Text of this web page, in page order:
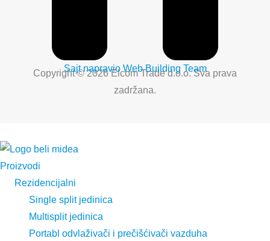
Copyright © 2026 Elcom Trade d.o.o. Sva prava
zadržana.
Sajt napravio Web Building Team
Proizvodi
Rezidencijalni
Single split jedinica
Multisplit jedinica
Portabl odvlaživači i prečišćivači vazduha